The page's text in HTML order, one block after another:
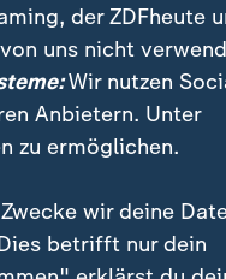
mit großen
so der
der ZDFheute
uns nicht
Wir nutzen
Anbietern. Unter
zu ermöglichen.
wir deine
betrifft nur dein